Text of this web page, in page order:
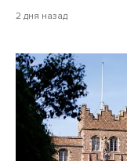
2 дня назад